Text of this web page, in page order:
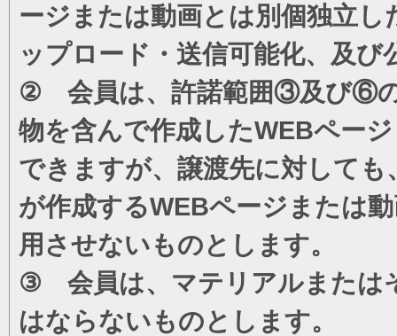
ージまたは動画とは別個独立
ップロード・送信可能化、及
② 会員は、許諾範囲③及び⑥の
物を含んで作成したWEBペー
できますが、譲渡先に対して
が作成するWEBページまたは
用させないものとします。
③ 会員は、マテリアルまたは
はならないものとします。